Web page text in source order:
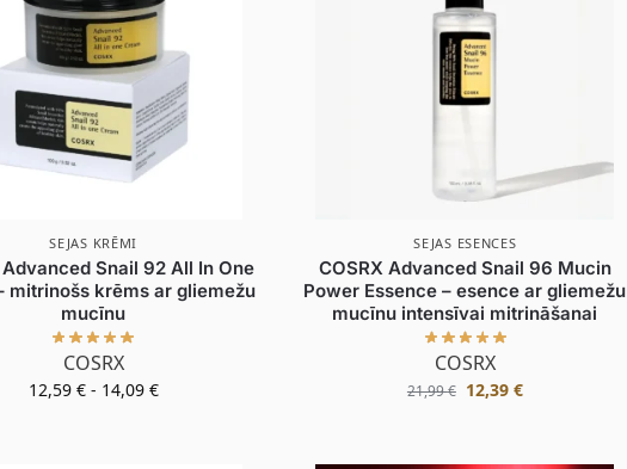
SEJAS KRĒMI
Advanced Snail 92 All In One
mitrinošs krēms ar gliemežu
mucīnu
COSRX
12,59 € - 14,09 €
SEJAS ESENCES
COSRX Advanced Snail 96 Mucin
Power Essence – esence ar gliemežu
mucīnu intensīvai mitrināšanai
COSRX
21,99€ 12,39 €